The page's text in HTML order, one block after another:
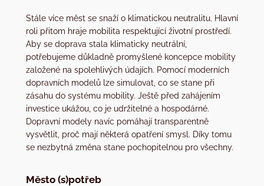
Stále více měst se snaží o klimatickou neutralitu. Hlavní
roli přitom hraje mobilita respektující životní prostředí.
Aby se doprava stala klimaticky neutrální,
potřebujeme důkladně promyšlené koncepce mobility
založené na spolehlivých údajích. Pomocí moderních
dopravních modelů lze simulovat, co se stane při
zásahu do systému mobility. Ještě před zahájením
investice ukážou, co je udržitelné a hospodárné.
Dopravní modely navíc pomáhají transparentně
vysvětlit, proč mají některá opatření smysl. Díky tomu
se nezbytná změna stane pochopitelnou pro všechny.
Město (s)potřeb